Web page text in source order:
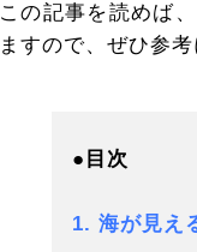
この記事を読めば、
ますので、ぜひ参
●目次
1. 海が見え